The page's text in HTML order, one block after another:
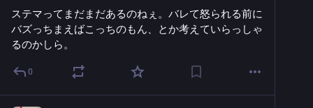
ステマってまだまだあるのねぇ。バレて怒られる前に
バズっちまえばこっちのもん、とか考えていらっしゃ
るのかしら。
0